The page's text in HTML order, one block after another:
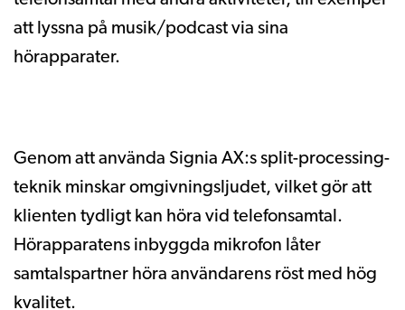
att lyssna på musik/podcast via sina
hörapparater.
Genom att använda Signia AX:s split-processing-
teknik minskar omgivningsljudet, vilket gör att
klienten tydligt kan höra vid telefonsamtal.
Hörapparatens inbyggda mikrofon låter
samtalspartner höra användarens röst med hög
kvalitet.